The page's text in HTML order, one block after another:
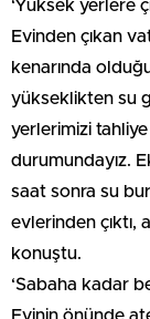
‘Yüksek yerlere
Evinden çıkan
kenarında
yükseklikten su
yerlerimizi
durumundayız.
saat sonra su
evlerinden çıktı,
konuştu.
‘Sabaha kadar